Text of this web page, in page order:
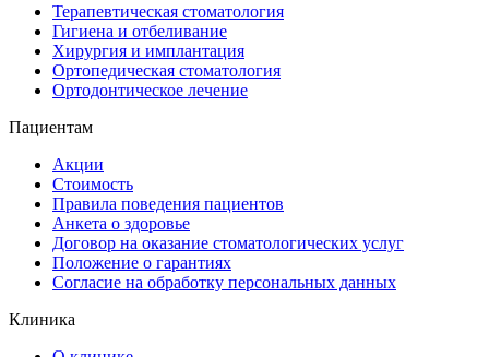
Терапевтическая стоматология
Гигиена и отбеливание
Хирургия и имплантация
Ортопедическая стоматология
Ортодонтическое лечение
Пациентам
Акции
Стоимость
Правила поведения пациентов
Анкета о здоровье
Договор на оказание стоматологических услуг
Положение о гарантиях
Согласие на обработку персональных данных
Клиника